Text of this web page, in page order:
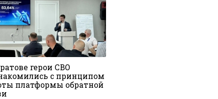
герои СВО
с принципом
платформы обратной